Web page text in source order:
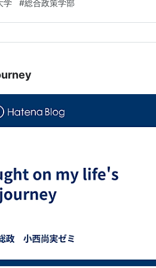
さえも他人であることには変わりあり
ることをそっくりそのまま…
学 #総合政策学部